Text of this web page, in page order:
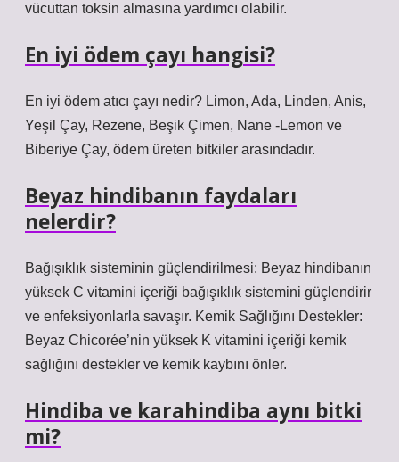
vücuttan toksin almasına yardımcı olabilir.
En iyi ödem çayı hangisi?
En iyi ödem atıcı çayı nedir? Limon, Ada, Linden, Anis,
Yeşil Çay, Rezene, Beşik Çimen, Nane -Lemon ve
Biberiye Çay, ödem üreten bitkiler arasındadır.
Beyaz hindibanın faydaları
nelerdir?
Bağışıklık sisteminin güçlendirilmesi: Beyaz hindibanın
yüksek C vitamini içeriği bağışıklık sistemini güçlendirir
ve enfeksiyonlarla savaşır. Kemik Sağlığını Destekler:
Beyaz Chicorée’nin yüksek K vitamini içeriği kemik
sağlığını destekler ve kemik kaybını önler.
Hindiba ve karahindiba aynı bitki
mi?